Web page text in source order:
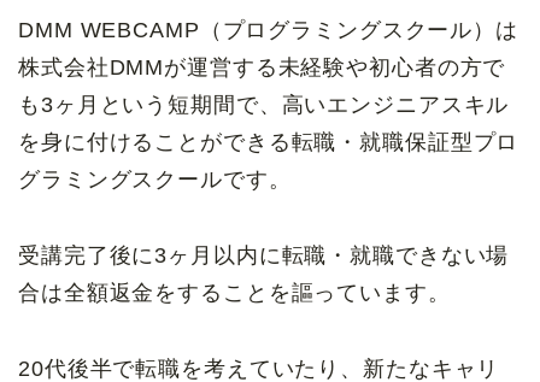
DMM WEBCAMP（プログラミングスクール）は
株式会社DMMが運営する未経験や初心者の方で
も3ヶ月という短期間で、高いエンジニアスキル
を身に付けることができる転職・就職保証型プロ
グラミングスクールです。
受講完了後に3ヶ月以内に転職・就職できない場
合は全額返金をすることを謳っています。
20代後半で転職を考えていたり、新たなキャリ